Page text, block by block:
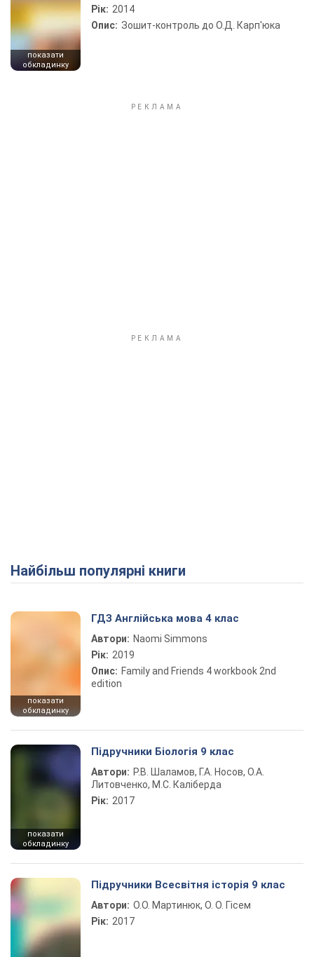
показати
обкладинку
Рік: 2014
Опис: Зошит-контроль до О.Д. Карп'юка
Найбільш популярні книги
показати
обкладинку
ГДЗ Англійська мова 4 клас
Автори: Naomi Simmons
Рік: 2019
Опис: Family and Friends 4 workbook 2nd
edition
показати
обкладинку
Підручники Біологія 9 клас
Автори: Р.В. Шаламов, Г.А. Носов, О.А.
Литовченко, М.С. Каліберда
Рік: 2017
Підручники Всесвітня історія 9 клас
Автори: О.О. Мартинюк, О. О. Гісем
Рік: 2017